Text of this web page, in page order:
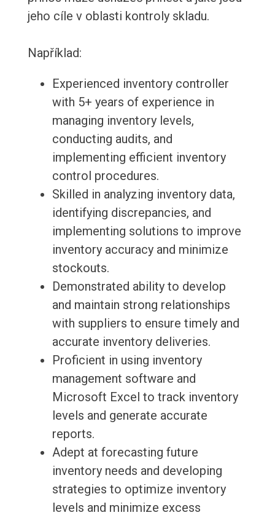
jeho cíle v oblasti kontroly skladu.
Například:
Experienced inventory controller
with 5+ years of experience in
managing inventory levels,
conducting audits, and
implementing efficient inventory
control procedures.
Skilled in analyzing inventory data,
identifying discrepancies, and
implementing solutions to improve
inventory accuracy and minimize
stockouts.
Demonstrated ability to develop
and maintain strong relationships
with suppliers to ensure timely and
accurate inventory deliveries.
Proficient in using inventory
management software and
Microsoft Excel to track inventory
levels and generate accurate
reports.
Adept at forecasting future
inventory needs and developing
strategies to optimize inventory
levels and minimize excess